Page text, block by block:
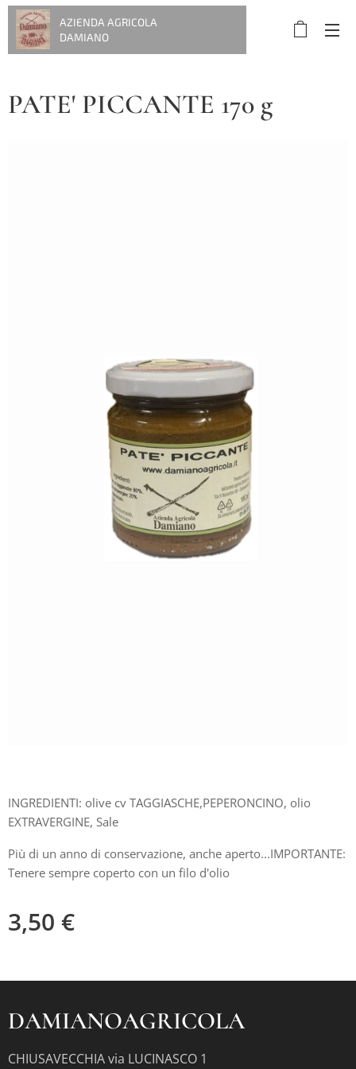
AZIENDA AGRICOLA
DAMIANO
PATE' PICCANTE 170 g
INGREDIENTI: olive cv TAGGIASCHE,PEPERONCINO, olio
EXTRAVERGINE, Sale
Più di un anno di conservazione, anche aperto...IMPORTANTE:
Tenere sempre coperto con un filo d'olio
3,50 €
DAMIANOAGRICOLA
CHIUSAVECCHIA via LUCINASCO 1